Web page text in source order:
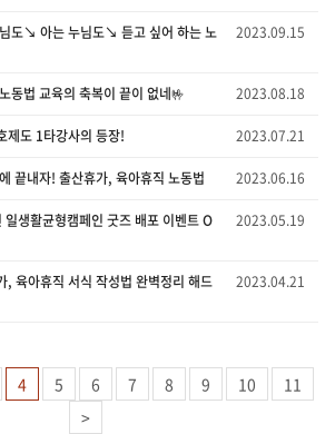
도↘ 아는 누님도↘ 듣고 싶어 하는 노
2023.09.15
동법 교육의 축복이 끝이 없네🤟 2023.08.18
도 1타강사의 등장! 2023.07.21
끝내자! 출산휴가, 육아휴직 노동법 2023.06.16
생활균형캠페인 굿즈 배포 이벤트 O
2023.05.19
육아휴직 서식 작성법 완벽정리 해드
2023.04.21
4 5 6 7 8 9 10
11
>